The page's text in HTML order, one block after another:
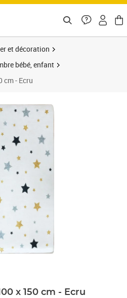
et décoration
bébé, enfant
cm - Ecru
x 150 cm - Ecru